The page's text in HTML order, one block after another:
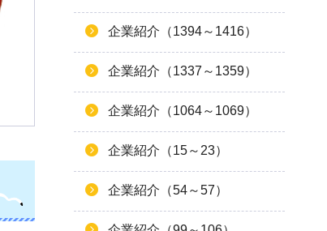
企業紹介（1394～1416）
企業紹介（1337～1359）
企業紹介（1064～1069）
企業紹介（15～23）
企業紹介（54～57）